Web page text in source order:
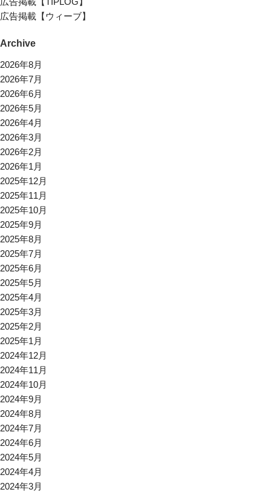
広告掲載【ウィーブ】
Archive
2026年8月
2026年7月
2026年6月
2026年5月
2026年4月
2026年3月
2026年2月
2026年1月
2025年12月
2025年11月
2025年10月
2025年9月
2025年8月
2025年7月
2025年6月
2025年5月
2025年4月
2025年3月
2025年2月
2025年1月
2024年12月
2024年11月
2024年10月
2024年9月
2024年8月
2024年7月
2024年6月
2024年5月
2024年4月
2024年3月